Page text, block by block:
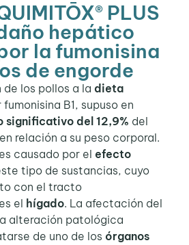
PLUS
hepático
la fumonisina
de engorde
los pollos a la dieta
B1, supuso en
significativo del 12,9% del
relación a su peso corporal.
causado por el efecto
tipo de sustancias, cuyo
con el tracto
el hígado. La afectación del
alteración patológica
de uno de los órganos